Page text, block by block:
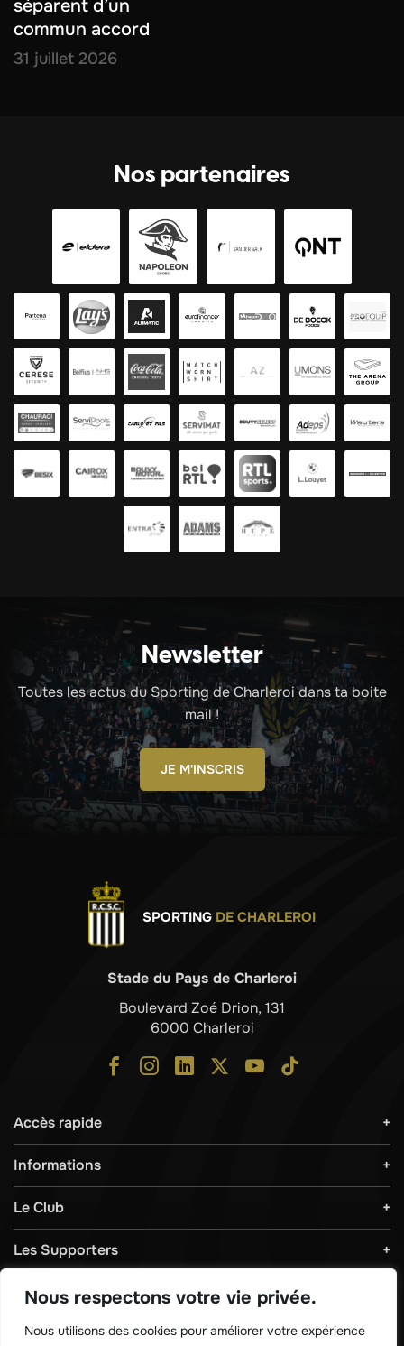
Nous respectons votre vie privée.
Nous utilisons des cookies pour améliorer votre expérience
séparent d’un
commun accord
31 juillet 2026
Nos partenaires
Newsletter
Toutes les actus du Sporting de Charleroi dans ta boite
mail !
JE M'INSCRIS
SPORTING DE CHARLEROI
Stade du Pays de Charleroi
Boulevard Zoé Drion, 131
6000 Charleroi
Accès rapide
Informations
Le Club
Les Supporters
Règlements & Sécurité